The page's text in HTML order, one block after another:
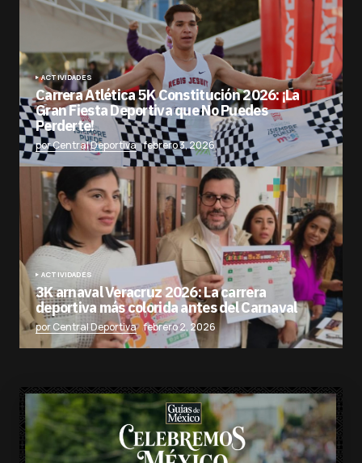
ACTIVIDADES
Carrera Atlética 5K Constitución 2026: ¡La
Gran Fiesta Deportiva que No Puedes
Perderte!
por Central Deportiva febrero 3, 2026
ACTIVIDADES
3K arnaval Veracruz 2026: La carrera
deportiva más colorida antes del Carnaval
por Central Deportiva febrero 2, 2026